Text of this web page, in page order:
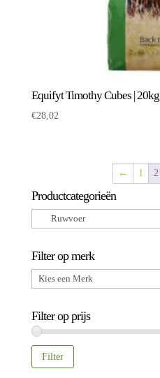
Equifyt Timothy Cubes | 20kg
€28,02
← 1 2
Productcategorieën
Filter op merk
Filter op prijs
Filter